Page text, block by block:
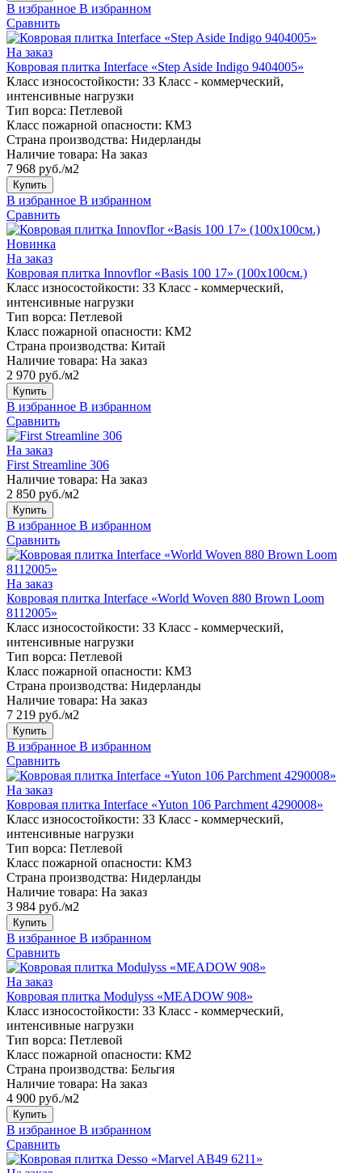
В избранное В избранном
Сравнить
На заказ
Ковровая плитка Interface «Step Aside Indigo 9404005»
Класс износостойкости: 33 Класс - коммерческий,
интенсивные нагрузки
Тип ворса: Петлевой
Класс пожарной опасности: КМ3
Страна производства: Нидерланды
Наличие товара: На заказ
7 968 руб./м2
Купить
В избранное В избранном
Сравнить
Новинка
На заказ
Ковровая плитка Innovflor «Basis 100 17» (100х100см.)
Класс износостойкости: 33 Класс - коммерческий,
интенсивные нагрузки
Тип ворса: Петлевой
Класс пожарной опасности: КМ2
Страна производства: Китай
Наличие товара: На заказ
2 970 руб./м2
Купить
В избранное В избранном
Сравнить
На заказ
First Streamline 306
Наличие товара: На заказ
2 850 руб./м2
Купить
В избранное В избранном
Сравнить
На заказ
Ковровая плитка Interface «World Woven 880 Brown Loom
8112005»
Класс износостойкости: 33 Класс - коммерческий,
интенсивные нагрузки
Тип ворса: Петлевой
Класс пожарной опасности: КМ3
Страна производства: Нидерланды
Наличие товара: На заказ
7 219 руб./м2
Купить
В избранное В избранном
Сравнить
На заказ
Ковровая плитка Interface «Yuton 106 Parchment 4290008»
Класс износостойкости: 33 Класс - коммерческий,
интенсивные нагрузки
Тип ворса: Петлевой
Класс пожарной опасности: КМ3
Страна производства: Нидерланды
Наличие товара: На заказ
3 984 руб./м2
Купить
В избранное В избранном
Сравнить
На заказ
Ковровая плитка Modulyss «MEADOW 908»
Класс износостойкости: 33 Класс - коммерческий,
интенсивные нагрузки
Тип ворса: Петлевой
Класс пожарной опасности: КМ2
Страна производства: Бельгия
Наличие товара: На заказ
4 900 руб./м2
Купить
В избранное В избранном
Сравнить